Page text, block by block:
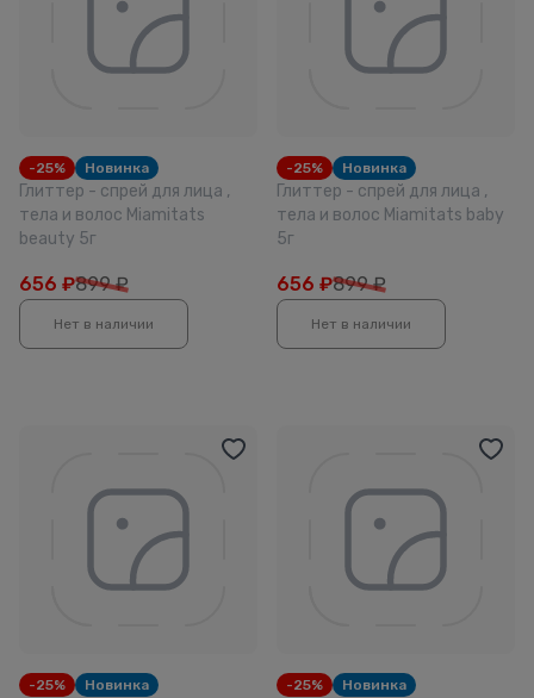
-25% Новинка
Глиттер - спрей для лица ,
тела и волос Miamitats
beauty 5г
656 ₽899 ₽
Нет в наличии
-25% Новинка
Глиттер - спрей для лица ,
тела и волос Miamitats baby
5г
656 ₽899 ₽
Нет в наличии
-25% Новинка -25% Новинка